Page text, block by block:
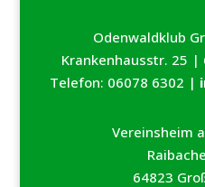
Odenwaldklub
Krankenhausstr. 25 |
Telefon: 06078 6302 |
Vereinsheim
64823